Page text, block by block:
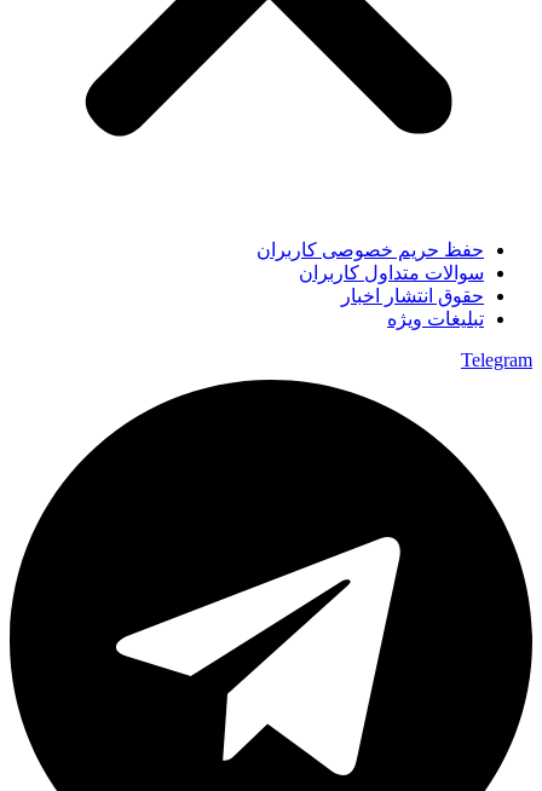
حفظ حریم خصوصی کاربران
سوالات متداول کاربران
حقوق انتشار اخبار
تبلیغات ویژه
Telegram